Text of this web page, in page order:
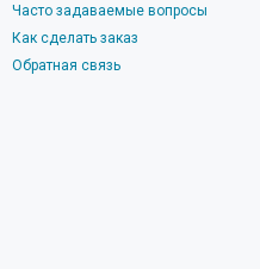
Часто задаваемые вопросы
Как сделать заказ
Обратная связь